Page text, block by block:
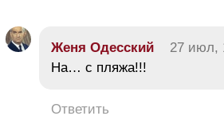
Женя Одесский 27 июл,
На… с пляжа!!!
Ответить